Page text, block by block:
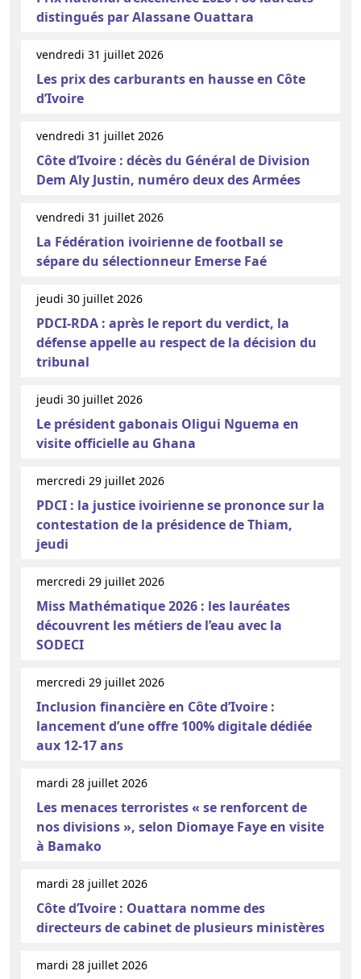
distingués par Alassane Ouattara
vendredi 31 juillet 2026
Les prix des carburants en hausse en Côte
d’Ivoire
vendredi 31 juillet 2026
Côte d’Ivoire : décès du Général de Division
Dem Aly Justin, numéro deux des Armées
vendredi 31 juillet 2026
La Fédération ivoirienne de football se
sépare du sélectionneur Emerse Faé
jeudi 30 juillet 2026
PDCI-RDA : après le report du verdict, la
défense appelle au respect de la décision du
tribunal
jeudi 30 juillet 2026
Le président gabonais Oligui Nguema en
visite officielle au Ghana
mercredi 29 juillet 2026
PDCI : la justice ivoirienne se prononce sur la
contestation de la présidence de Thiam,
jeudi
mercredi 29 juillet 2026
Miss Mathématique 2026 : les lauréates
découvrent les métiers de l’eau avec la
SODECI
mercredi 29 juillet 2026
Inclusion financière en Côte d’Ivoire :
lancement d’une offre 100% digitale dédiée
aux 12-17 ans
mardi 28 juillet 2026
Les menaces terroristes « se renforcent de
nos divisions », selon Diomaye Faye en visite
à Bamako
mardi 28 juillet 2026
Côte d’Ivoire : Ouattara nomme des
directeurs de cabinet de plusieurs ministères
mardi 28 juillet 2026